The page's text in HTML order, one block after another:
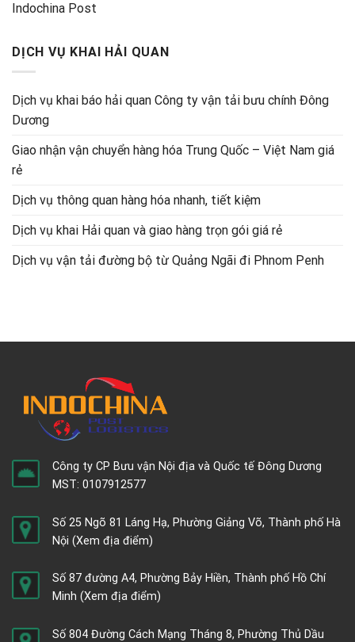
Indochina Post
DỊCH VỤ KHAI HẢI QUAN
Dịch vụ khai báo hải quan Công ty vận tải bưu chính Đông
Dương
Giao nhận vận chuyển hàng hóa Trung Quốc – Việt Nam giá
rẻ
Dịch vụ thông quan hàng hóa nhanh, tiết kiệm
Dịch vụ khai Hải quan và giao hàng trọn gói giá rẻ
Dịch vụ vận tải đường bộ từ Quảng Ngãi đi Phnom Penh
Công ty CP Bưu vận Nội địa và Quốc tế Đông Dương
MST: 0107912577
Số 25 Ngõ 81 Láng Hạ, Phường Giảng Võ, Thành phố Hà
Nội (Xem địa điểm)
Số 87 đường A4, Phường Bảy Hiền, Thành phố Hồ Chí
Minh (Xem địa điểm)
Số 804 Đường Cách Mạng Tháng 8, Phường Thủ Dầu